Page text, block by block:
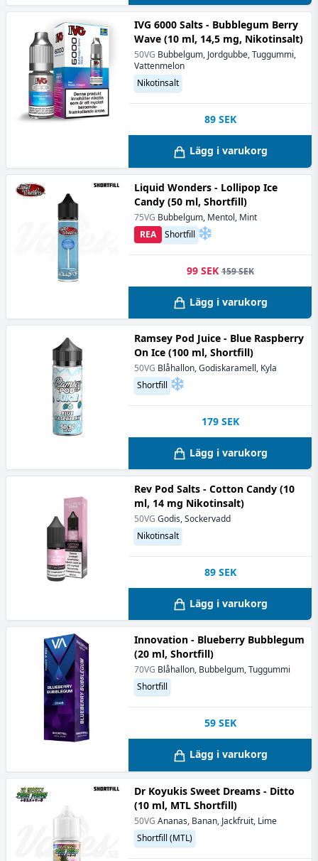
IVG 6000 Salts - Bubblegum Berry
Wave (10 ml, 14,5 mg, Nikotinsalt)
50VG Bubbelgum, Jordgubbe, Tuggummi,
Vattenmelon
Nikotinsalt
89 SEK
Lägg i varukorg
Liquid Wonders - Lollipop Ice
Candy (50 ml, Shortfill)
75VG Bubbelgum, Mentol, Mint
Shortfill
REA
99 SEK 159 SEK
Lägg i varukorg
Ramsey Pod Juice - Blue Raspberry
On Ice (100 ml, Shortfill)
50VG Blåhallon, Godiskaramell, Kyla
Shortfill
179 SEK
Lägg i varukorg
Rev Pod Salts - Cotton Candy (10
ml, 14 mg Nikotinsalt)
50VG Godis, Sockervadd
Nikotinsalt
89 SEK
Lägg i varukorg
Innovation - Blueberry Bubblegum
(20 ml, Shortfill)
70VG Blåhallon, Bubbelgum, Tuggummi
Shortfill
59 SEK
Lägg i varukorg
Dr Koyukis Sweet Dreams - Ditto
(10 ml, MTL Shortfill)
50VG Ananas, Banan, Jackfruit, Lime
Shortfill (MTL)